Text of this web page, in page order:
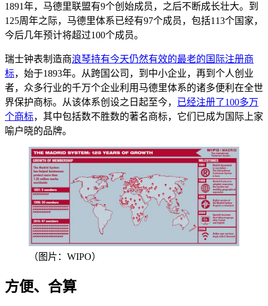
1891年，马德里联盟有9个创始成员，之后不断成长壮大。到
125周年之际，马德里体系已经有97个成员，包括113个国家，
今后几年预计将超过100个成员。
瑞士钟表制造商浪琴持有今天仍然有效的最老的国际注册商
标，始于1893年。从跨国公司，到中小企业，再到个人创业
者，众多行业的千万个企业利用马德里体系的诸多便利在全世
界保护商标。从该体系创设之日起至今， 已经注册了100多万
个商标，其中包括数不胜数的著名商标，它们已成为国际上家
喻户晓的品牌。
（图片：WIPO）
方便、合算